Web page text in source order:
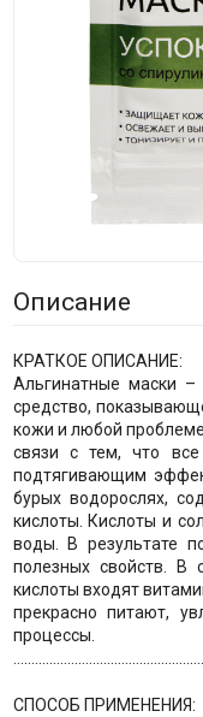
Описание
КРАТКОЕ ОПИСАНИЕ:
Альгинатные маски –
средство,
кожи и любой
связи с тем, что
подтягивающим
бурых водорослях,
кислоты. Кислоты и
воды. В результате
полезных свойств. В
кислоты входят
прекрасно питают,
процессы.
СПОСОБ ПРИМЕНЕНИЯ: